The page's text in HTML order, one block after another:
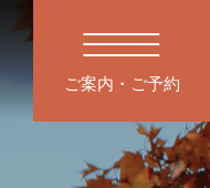
ご案内・ご予約